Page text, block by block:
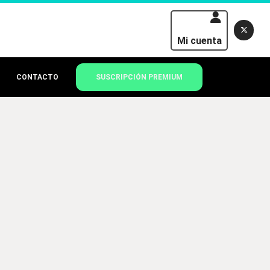
Mi cuenta
CONTACTO SUSCRIPCIÓN PREMIUM